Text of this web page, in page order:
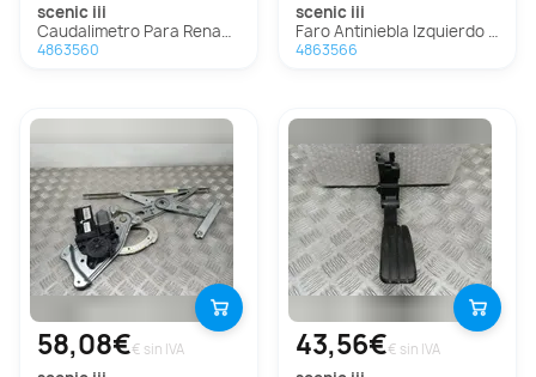
scenic iii
Caudalimetro Para Renault Scenic Iii
4863560
scenic iii
Faro Antiniebla Izquierdo Para Renault Scenic Iii
4863566
58,08€€ sin IVA 43,56€€ sin IVA